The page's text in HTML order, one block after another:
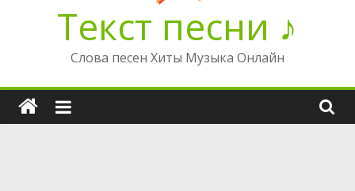
Текст песни ♪
Слова песен Хиты Музыка Онлайн